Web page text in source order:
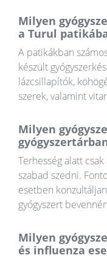
Milyen
a Turul
A patikákban
készült
lázcsillapítók,
szerek, valamint
Milyen
Terhesség alatt
szabad szedni.
esetben
gyógyszert
Milyen
és influenza